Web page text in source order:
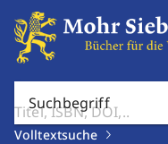
Suchbegriff
Volltextsuche